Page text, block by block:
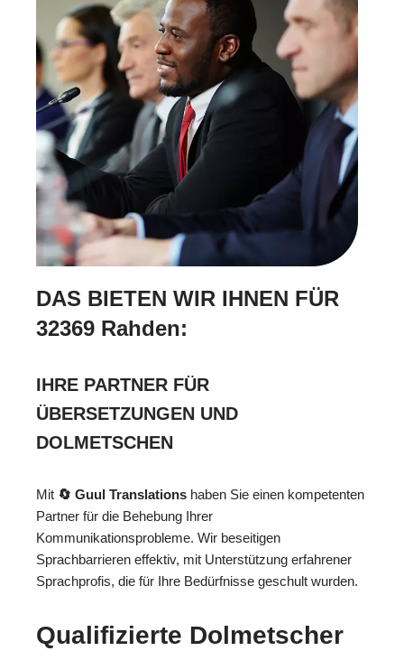
DAS BIETEN WIR IHNEN FÜR
32369 Rahden:
IHRE PARTNER FÜR
ÜBERSETZUNGEN UND
DOLMETSCHEN
Mit 🔄 Guul Translations haben Sie einen kompetenten
Partner für die Behebung Ihrer
Kommunikationsprobleme. Wir beseitigen
Sprachbarrieren effektiv, mit Unterstützung erfahrener
Sprachprofis, die für Ihre Bedürfnisse geschult wurden.
Qualifizierte Dolmetscher